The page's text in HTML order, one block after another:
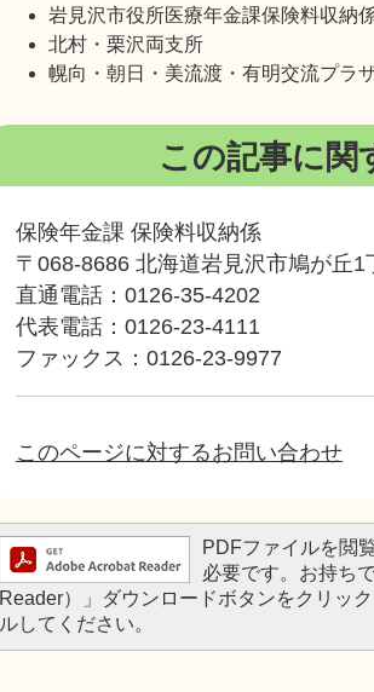
岩見沢市役所医療年金課保険料収納
北村・栗沢両支所
幌向・朝日・美流渡・有明交流プラ
この記事に関
保険年金課 保険料収納係
〒068-8686 北海道岩見沢市鳩が丘1
直通電話：0126-35-4202
代表電話：0126-23-4111
ファックス：0126-23-9977
このページに対するお問い合わせ
PDFファイルを閲
必要です。お持ち
Reader）」ダウンロードボタンをクリッ
ルしてください。